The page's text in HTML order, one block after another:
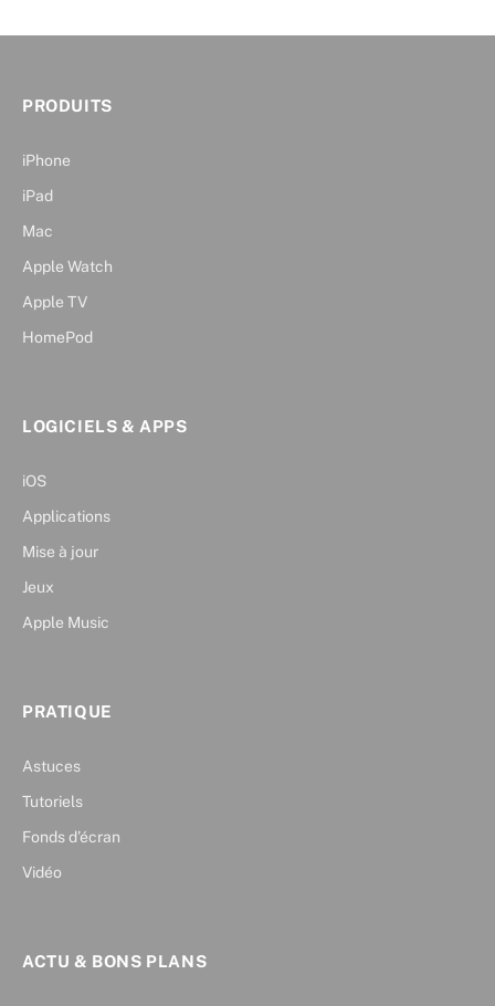
PRODUITS
iPhone
iPad
Mac
Apple Watch
Apple TV
HomePod
LOGICIELS & APPS
iOS
Applications
Mise à jour
Jeux
Apple Music
PRATIQUE
Astuces
Tutoriels
Fonds d’écran
Vidéo
ACTU & BONS PLANS